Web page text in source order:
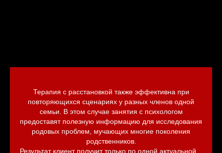
Терапия с расстановкой также эффективна при
повторяющихся сценариях у разных членов одной
семьи. В этом случае занятия с психологом
предоставят полезную информацию для исследования
родовых проблем, мучающих многие поколения
родственников.
Результат клиент получит только по одной актуальной